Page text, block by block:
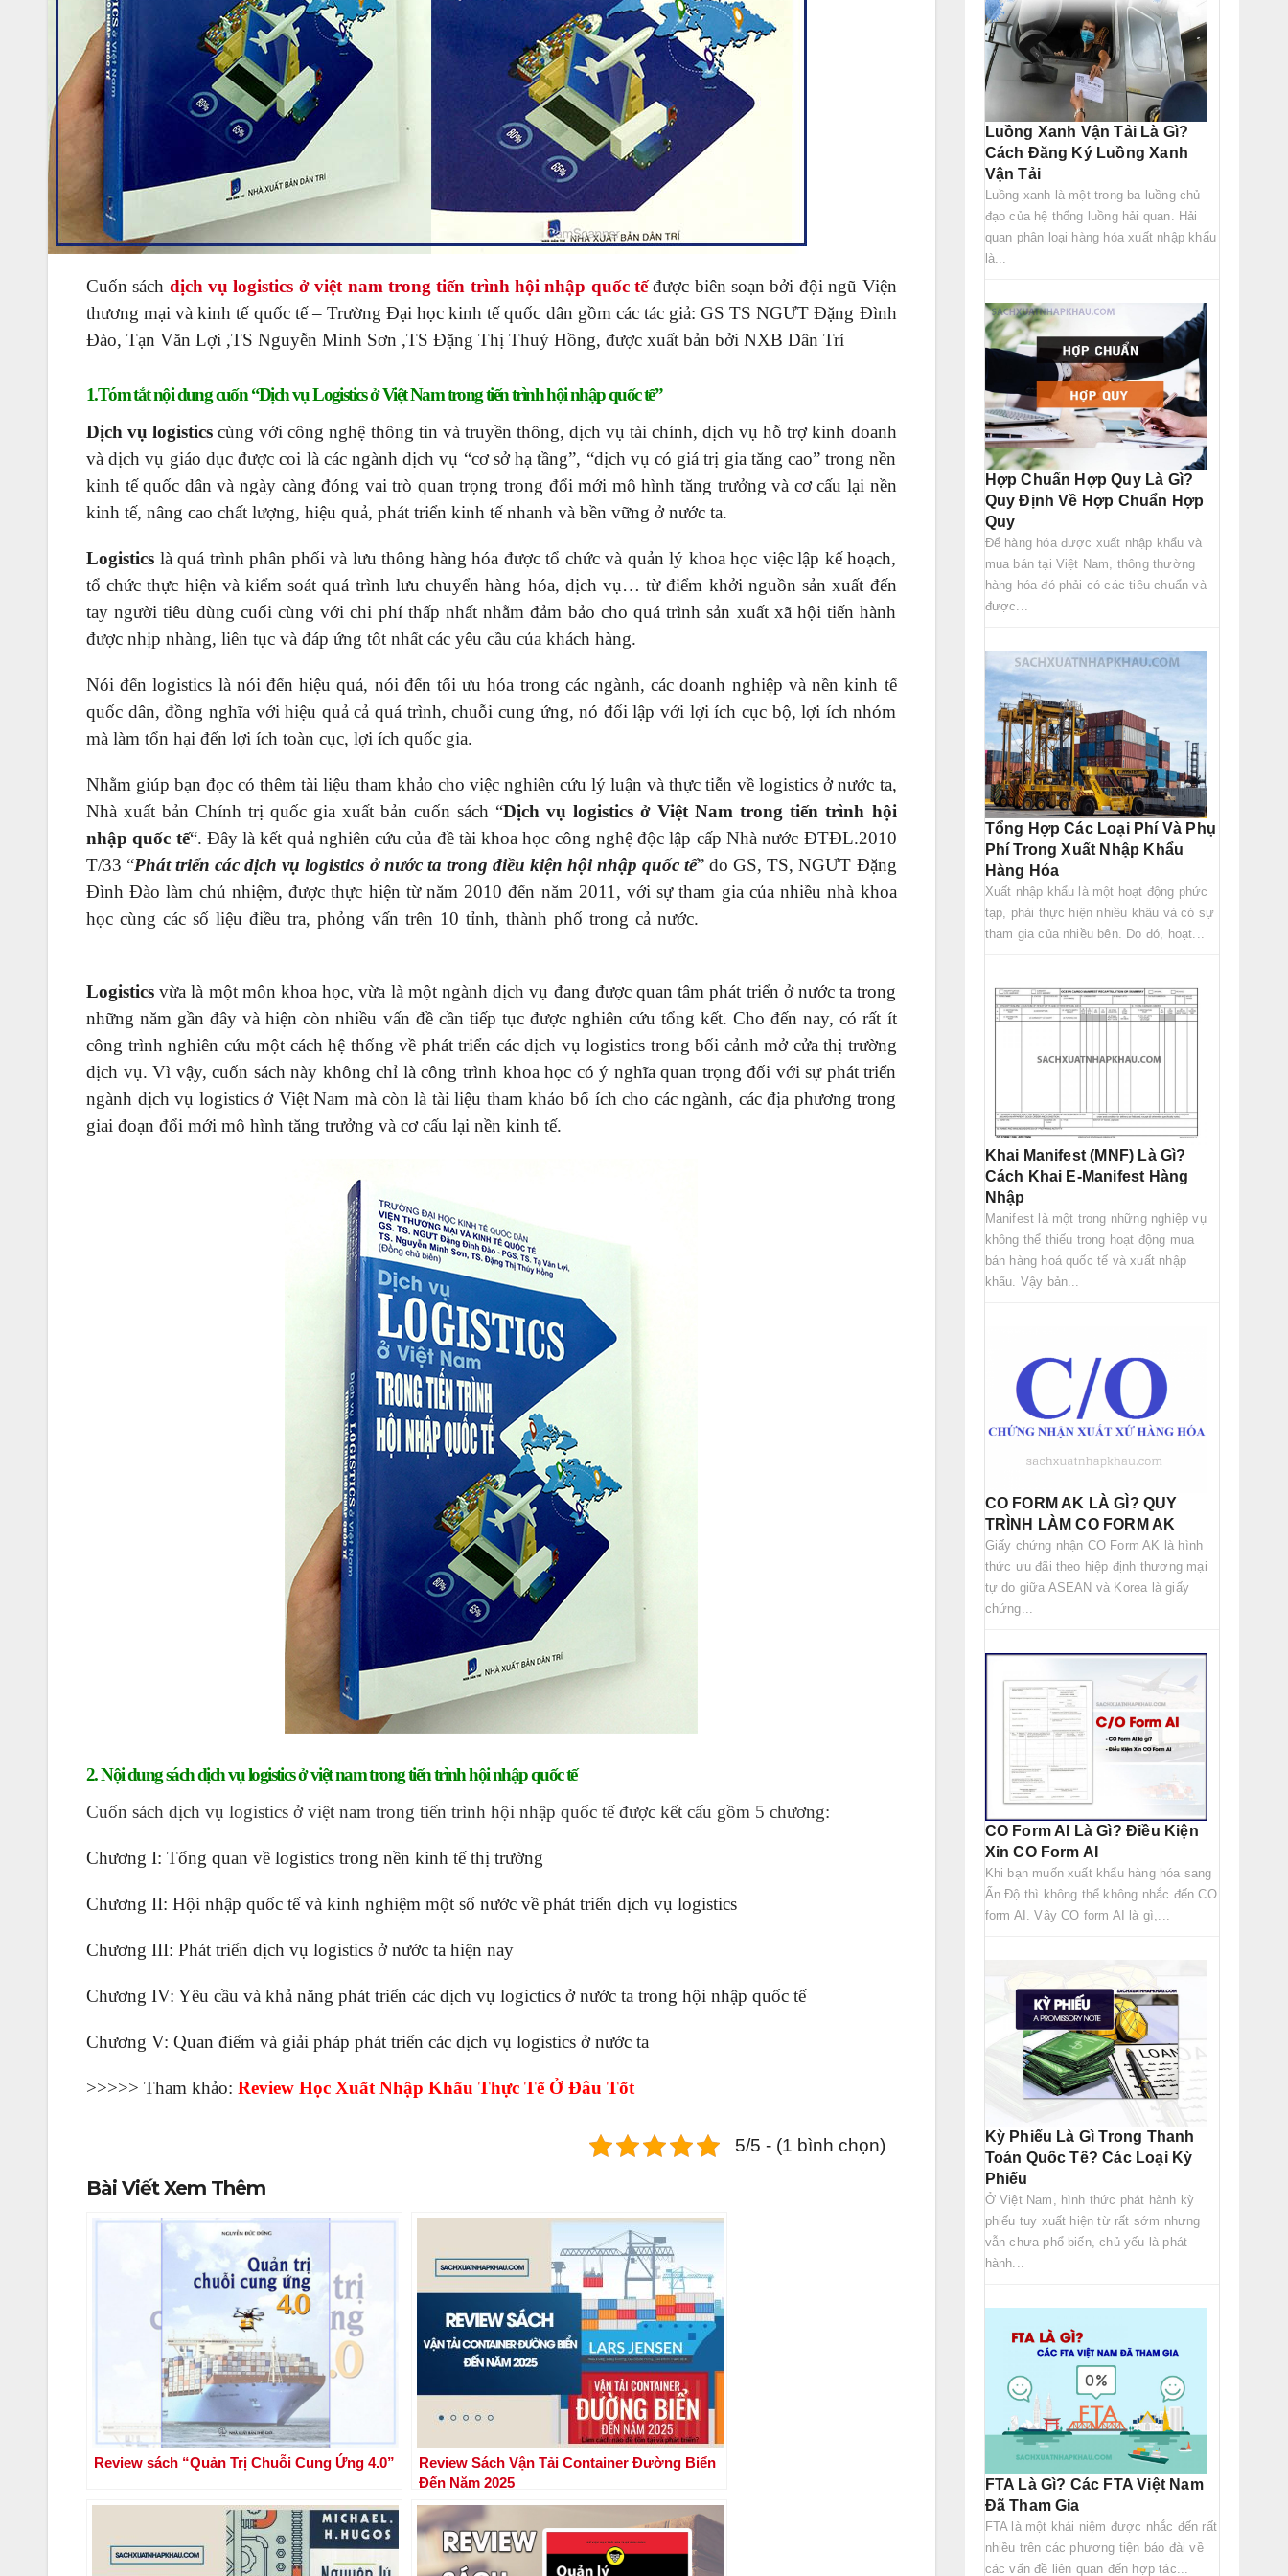
Cuốn sách dịch vụ logistics ở việt nam trong tiến trình hội nhập quốc tếđược biên soạn bởi đội ngũ Viện
thương mại và kinh tế quốc tế – Trường Đại học kinh tế quốc dân gồm các tác giả: GS TS NGƯT Đặng Đình
Đào, Tạn Văn Lợi ,TS Nguyễn Minh Sơn ,TS Đặng Thị Thuý Hồng, được xuất bản bởi NXB Dân Trí
1.Tóm tắt nội dung cuốn “Dịch vụ Logistics ở Việt Nam trong tiến trình hội nhập quốc tế”
Dịch vụ logistics cùng với công nghệ thông tin và truyền thông, dịch vụ tài chính, dịch vụ hỗ trợ kinh doanh
và dịch vụ giáo dục được coi là các ngành dịch vụ “cơ sở hạ tầng”, “dịch vụ có giá trị gia tăng cao” trong nền
kinh tế quốc dân và ngày càng đóng vai trò quan trọng trong đổi mới mô hình tăng trưởng và cơ cấu lại nền
kinh tế, nâng cao chất lượng, hiệu quả, phát triển kinh tế nhanh và bền vững ở nước ta.
Logistics là quá trình phân phối và lưu thông hàng hóa được tổ chức và quản lý khoa học việc lập kế hoạch,
tổ chức thực hiện và kiểm soát quá trình lưu chuyển hàng hóa, dịch vụ… từ điểm khởi nguồn sản xuất đến
tay người tiêu dùng cuối cùng với chi phí thấp nhất nhằm đảm bảo cho quá trình sản xuất xã hội tiến hành
được nhịp nhàng, liên tục và đáp ứng tốt nhất các yêu cầu của khách hàng.
Nói đến logistics là nói đến hiệu quả, nói đến tối ưu hóa trong các ngành, các doanh nghiệp và nền kinh tế
quốc dân, đồng nghĩa với hiệu quả cả quá trình, chuỗi cung ứng, nó đối lập với lợi ích cục bộ, lợi ích nhóm
mà làm tổn hại đến lợi ích toàn cục, lợi ích quốc gia.
Nhằm giúp bạn đọc có thêm tài liệu tham khảo cho việc nghiên cứu lý luận và thực tiễn về logistics ở nước ta,
Nhà xuất bản Chính trị quốc gia xuất bản cuốn sách “Dịch vụ logistics ở Việt Nam trong tiến trình hội
nhập quốc tế“. Đây là kết quả nghiên cứu của đề tài khoa học công nghệ độc lập cấp Nhà nước ĐTĐL.2010
T/33 “Phát triển các dịch vụ logistics ở nước ta trong điều kiện hội nhập quốc tế” do GS, TS, NGƯT Đặng
Đình Đào làm chủ nhiệm, được thực hiện từ năm 2010 đến năm 2011, với sự tham gia của nhiều nhà khoa
học cùng các số liệu điều tra, phỏng vấn trên 10 tỉnh, thành phố trong cả nước.
Logistics vừa là một môn khoa học, vừa là một ngành dịch vụ đang được quan tâm phát triển ở nước ta trong
những năm gần đây và hiện còn nhiều vấn đề cần tiếp tục được nghiên cứu tổng kết. Cho đến nay, có rất ít
công trình nghiên cứu một cách hệ thống về phát triển các dịch vụ logistics trong bối cảnh mở cửa thị trường
dịch vụ. Vì vậy, cuốn sách này không chỉ là công trình khoa học có ý nghĩa quan trọng đối với sự phát triển
ngành dịch vụ logistics ở Việt Nam mà còn là tài liệu tham khảo bổ ích cho các ngành, các địa phương trong
giai đoạn đổi mới mô hình tăng trưởng và cơ cấu lại nền kinh tế.
2. Nội dung sách dịch vụ logistics ở việt nam trong tiến trình hội nhập quốc tế
Cuốn sách dịch vụ logistics ở việt nam trong tiến trình hội nhập quốc tế được kết cấu gồm 5 chương:
Chương I: Tổng quan về logistics trong nền kinh tế thị trường
Chương II: Hội nhập quốc tế và kinh nghiệm một số nước về phát triển dịch vụ logistics
Chương III: Phát triển dịch vụ logistics ở nước ta hiện nay
Chương IV: Yêu cầu và khả năng phát triển các dịch vụ logictics ở nước ta trong hội nhập quốc tế
Chương V: Quan điểm và giải pháp phát triển các dịch vụ logistics ở nước ta
>>>>> Tham khảo: Review Học Xuất Nhập Khẩu Thực TếỞ Đâu Tốt
5/5 - (1 bình chọn)
Bài Viết Xem Thêm
Review sách “Quản Trị Chuỗi Cung Ứng 4.0”
Review Sách Vận Tải Container Đường Biển
Đến Năm 2025
Luồng Xanh Vận Tải Là Gì?
Cách Đăng Ký Luồng Xanh
Vận Tải
Luồng xanh là một trong ba luồng chủ
đạo của hệ thống luồng hải quan. Hải
quan phân loại hàng hóa xuất nhập khẩu
là...
Hợp Chuẩn Hợp Quy Là Gì?
Quy Định Về Hợp Chuẩn Hợp
Quy
Để hàng hóa được xuất nhập khẩu và
mua bán tại Việt Nam, thông thường
hàng hóa đó phải có các tiêu chuẩn và
được...
Tổng Hợp Các Loại Phí Và Phụ
Phí Trong Xuất Nhập Khẩu
Hàng Hóa
Xuất nhập khẩu là một hoạt động phức
tạp, phải thực hiện nhiều khâu và có sự
tham gia của nhiều bên. Do đó, hoạt...
Khai Manifest (MNF) Là Gì?
Cách Khai E-Manifest Hàng
Nhập
Manifest là một trong những nghiệp vụ
không thể thiếu trong hoạt động mua
bán hàng hoá quốc tế và xuất nhập
khẩu. Vậy bản...
CO FORM AK LÀ GÌ? QUY
TRÌNH LÀM CO FORM AK
Giấy chứng nhận CO Form AK là hình
thức ưu đãi theo hiệp định thương mại
tự do giữa ASEAN và Korea là giấy
chứng...
CO Form AI Là Gì? Điều Kiện
Xin CO Form AI
Khi bạn muốn xuất khẩu hàng hóa sang
Ấn Độ thì không thể không nhắc đến CO
form AI. Vậy CO form AI là gì,...
Kỳ Phiếu Là Gì Trong Thanh
Toán Quốc Tế? Các Loại Kỳ
Phiếu
Ở Việt Nam, hình thức phát hành kỳ
phiếu tuy xuất hiện từ rất sớm nhưng
vẫn chưa phổ biến, chủ yếu là phát
hành...
FTA Là Gì? Các FTA Việt Nam
Đã Tham Gia
FTA là một khái niệm được nhắc đến rất
nhiều trên các phương tiện báo đài về
các vấn đề liên quan đến hợp tác...